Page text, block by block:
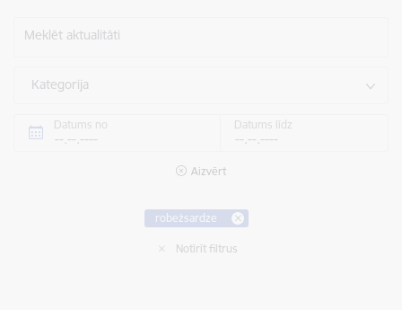
Meklēt aktualitāti
Kategorija
Datums no Datums līdz
Aizvērt
robežsardze
Notīrīt filtrus